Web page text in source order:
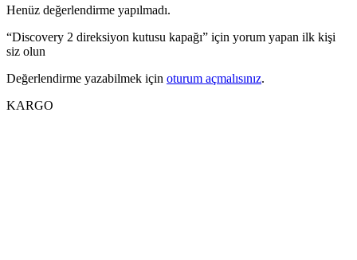
Henüz değerlendirme yapılmadı.
“Discovery 2 direksiyon kutusu kapağı” için yorum yapan ilk kişi
siz olun
Değerlendirme yazabilmek için oturum açmalısınız.
KARGO